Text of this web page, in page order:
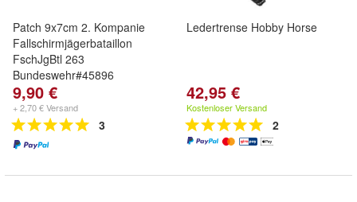
Patch 9x7cm 2. Kompanie
Fallschirmjägerbataillon
FschJgBtl 263
Bundeswehr#45896
9,90 €
+ 2,70 € Versand
3
Ledertrense Hobby Horse
42,95 €
Kostenloser Versand
2